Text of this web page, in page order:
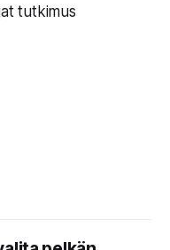
tutkimus